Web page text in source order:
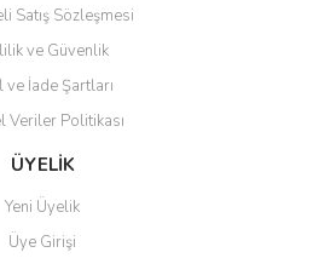
Satış Sözleşmesi
ve Güvenlik
ve İade Şartları
Veriler Politikası
ÜYELİK
Yeni Üyelik
Üye Girişi